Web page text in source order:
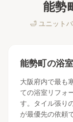
能勢
🛁 ユニット
能勢町 の浴
大阪府内で最も
ての浴室リフォ
す。タイル張り
が最優先の依頼